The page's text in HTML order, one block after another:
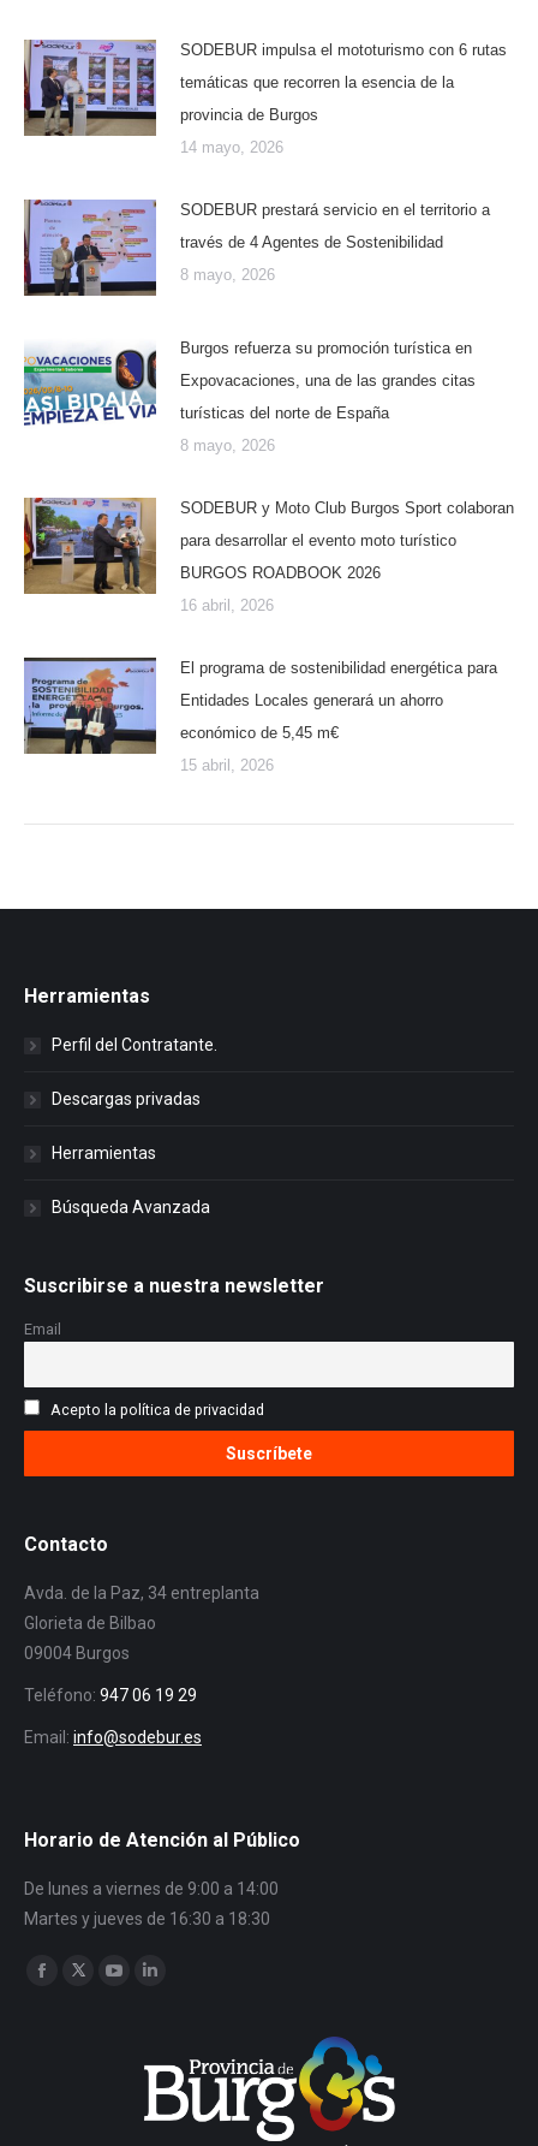
SODEBUR impulsa el mototurismo con 6 rutas
temáticas que recorren la esencia de la
provincia de Burgos
14 mayo, 2026
SODEBUR prestará servicio en el territorio a
través de 4 Agentes de Sostenibilidad
8 mayo, 2026
Burgos refuerza su promoción turística en
Expovacaciones, una de las grandes citas
turísticas del norte de España
8 mayo, 2026
SODEBUR y Moto Club Burgos Sport colaboran
para desarrollar el evento moto turístico
BURGOS ROADBOOK 2026
16 abril, 2026
El programa de sostenibilidad energética para
Entidades Locales generará un ahorro
económico de 5,45 m€
15 abril, 2026
Herramientas
Perfil del Contratante.
Descargas privadas
Herramientas
Búsqueda Avanzada
Suscribirse a nuestra newsletter
Email
Acepto la política de privacidad
Contacto
Avda. de la Paz, 34 entreplanta
Glorieta de Bilbao
09004 Burgos
Teléfono: 947 06 19 29
Email: info@sodebur.es
Horario de Atención al Público
De lunes a viernes de 9:00 a 14:00
Martes y jueves de 16:30 a 18:30
Encuéntranos en:
Facebook